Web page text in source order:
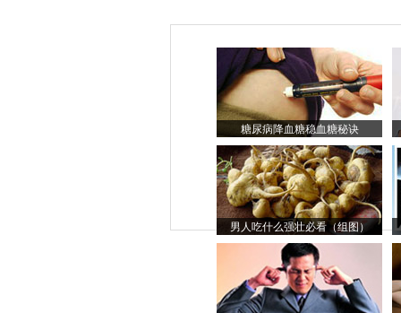
糖尿病降血糖稳血糖秘诀
男人吃什么强壮必看（组图）